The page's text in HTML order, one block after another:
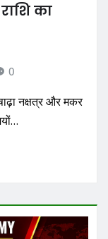
का
0
नक्षत्र और मकर